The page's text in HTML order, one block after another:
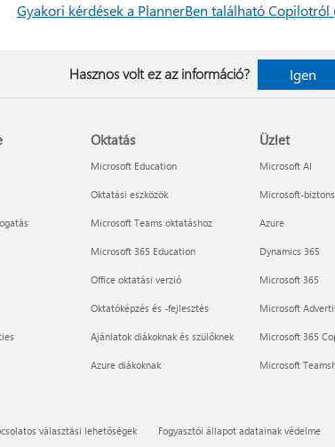
Gyakori kérdések a PlannerBen található Copilotról
Hasznos volt ez az információ? Igen
Oktatás
Microsoft Education
Oktatási eszközök
Microsoft Teams oktatáshoz
Microsoft 365 Education
Office oktatási verzió
Oktatóképzés és -fejlesztés
Ajánlatok diákoknak és szülőknek
Azure diákoknak
Üzlet
Microsoft AI
Microsoft-
Azure
Dynamics 365
Microsoft 365
Microsoft
Microsoft 365
Microsoft
választási lehetőségek Fogyasztói állapot adatainak védelme